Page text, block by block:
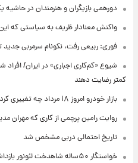
دورهمی بازیگران و هنرمندان در حاشیه
واکنش معنادار ظریف به سیاستی که این
فوری: ربیعی رفت، نکونام سرمربی جدید
شیوع «کم‌کاری اجباری» در ایران/ افراد
کمتر رضایت دهند
بازار خودرو امروز ۱۸ مرداد چه تغییری کرد؟ +جدول
روایت رامین پرچمی از کاری که مهران
تاریخ احتمالی دربی مشخص شد
خواستگار ۵۰ساله شاهدخت لئونور بازداشت شد